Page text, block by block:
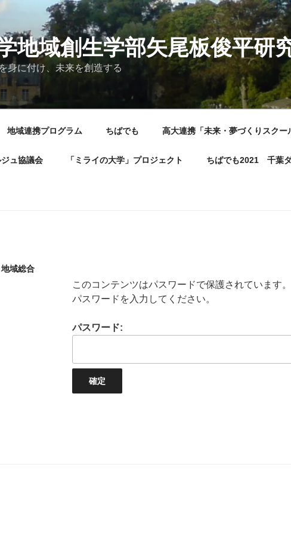
地域創生学部矢尾板俊平研
身に付け、未来を創造する
地域連携プログラム ちばでも 高大連携「未来・夢づくりスクー
ュ協議会 「ミライの大学」プロジェクト ちばでも2021 千葉
域総合
このコンテンツはパスワードで保護されています
パスワードを入力してください。
パスワード: